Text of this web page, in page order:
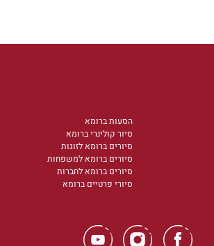
הסעות ברומא
סיור קולינרי ברומא
סיורים ברומא לזוגות
סיורים ברומא למשפחות
סיורים ברומא לחברות
סיורי פרטיים ברומא